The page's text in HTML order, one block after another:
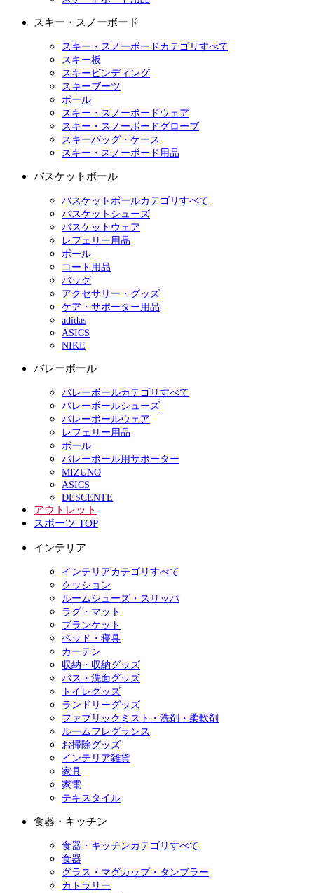
スキー・スノーボード
スキー・スノーボードカテゴリすべて
スキー板
スキービンディング
スキーブーツ
ポール
スキー・スノーボードウェア
スキー・スノーボードグローブ
スキーバッグ・ケース
スキー・スノーボード用品
バスケットボール
バスケットボールカテゴリすべて
バスケットシューズ
バスケットウェア
レフェリー用品
ボール
コート用品
バッグ
アクセサリー・グッズ
ケア・サポーター用品
adidas
ASICS
NIKE
バレーボール
バレーボールカテゴリすべて
バレーボールシューズ
バレーボールウェア
レフェリー用品
ボール
バレーボール用サポーター
MIZUNO
ASICS
DESCENTE
アウトレット
スポーツ TOP
インテリア
インテリアカテゴリすべて
クッション
ルームシューズ・スリッパ
ラグ・マット
ブランケット
ベッド・寝具
カーテン
収納・収納グッズ
バス・洗面グッズ
トイレグッズ
ランドリーグッズ
ファブリックミスト・洗剤・柔軟剤
ルームフレグランス
お掃除グッズ
インテリア雑貨
家具
家電
テキスタイル
食器・キッチン
食器・キッチンカテゴリすべて
食器
グラス・マグカップ・タンブラー
カトラリー